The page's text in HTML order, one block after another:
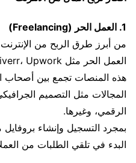
1. العمل الحر (Freelancing)
من أبرز طرق الربح من
العمل الحر مثل Fiverr، Upwork، وFreelancer.
هذه المنصات تجمع بين أصحاب
المجالات مثل التصميم
الرقمي، وغيرها.
بمجرد التسجيل وإنشاء
البدء في تلقي الطلبات من